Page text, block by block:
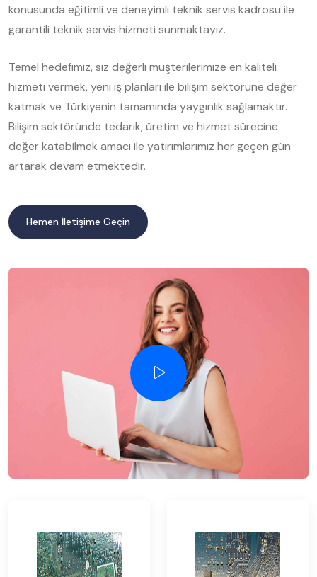
konusunda eğitimli ve deneyimli teknik servis kadrosu ile
garantili teknik servis hizmeti sunmaktayız.
Temel hedefimiz, siz değerli müşterilerimize en kaliteli
hizmeti vermek, yeni iş planları ile bilişim sektörüne değer
katmak ve Türkiyenin tamamında yaygınlık sağlamaktır.
Bilişim sektöründe tedarik, üretim ve hizmet sürecine
değer katabilmek amacı ile yatırımlarımız her geçen gün
artarak devam etmektedir.
Hemen İletişime Geçin